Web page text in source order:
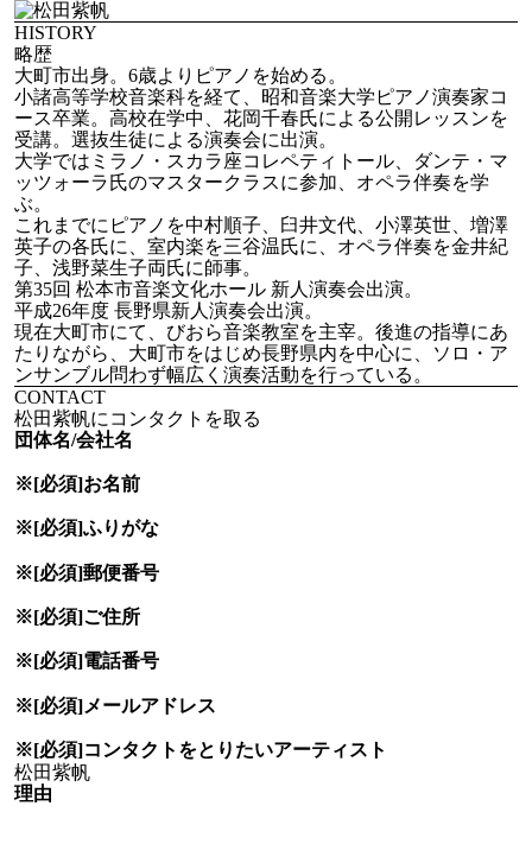
HISTORY
略歴
大町市出身。6歳よりピアノを始める。
小諸高等学校音楽科を経て、昭和音楽大学ピアノ演奏家コ
ース卒業。高校在学中、花岡千春氏による公開レッスンを
受講。選抜生徒による演奏会に出演。
大学ではミラノ・スカラ座コレペティトール、ダンテ・マ
ッツォーラ氏のマスタークラスに参加、オペラ伴奏を学
ぶ。
これまでにピアノを中村順子、臼井文代、小澤英世、増澤
英子の各氏に、室内楽を三谷温氏に、オペラ伴奏を金井紀
子、浅野菜生子両氏に師事。
第35回 松本市音楽文化ホール 新人演奏会出演。
平成26年度 長野県新人演奏会出演。
現在大町市にて、びおら音楽教室を主宰。後進の指導にあ
たりながら、大町市をはじめ長野県内を中心に、ソロ・ア
ンサンブル問わず幅広く演奏活動を行っている。
CONTACT
松田紫帆にコンタクトを取る
団体名/会社名
※[必須]お名前
※[必須]ふりがな
※[必須]郵便番号
※[必須]ご住所
※[必須]電話番号
※[必須]メールアドレス
※[必須]コンタクトをとりたいアーティスト
理由